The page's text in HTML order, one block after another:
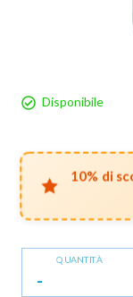
Disponibile
10% di
QUANTITÀ
-